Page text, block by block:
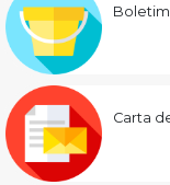
Carta